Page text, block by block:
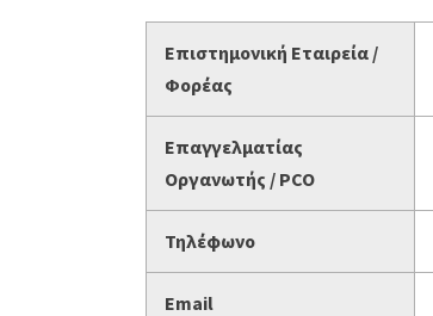
Επιστημονική Εταιρεία /
Φορέας
Επαγγελματίας
Οργανωτής / PCO
Τηλέφωνο
Email